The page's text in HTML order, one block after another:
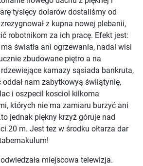
tysięcy dolarów dostaliśmy od
z kupna nowej plebanii,
robotnikom za ich pracę. Efekt jest:
światła ani ogrzewania, nadal wisi
zbudowane piętro a na
kamazy sąsiada bankruta,
nam zabytkowyą świiątynię,
i oszpecil kosciol kilkoma
których nie ma zamiaru burzyć ani
jednak piękny krzyż góruje nad
20 m. Jest tez w środku ołtarza dar
miejscowa telewizja.